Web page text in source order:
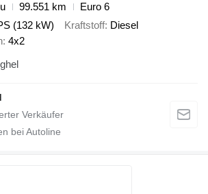
99.551 km
Euro 6
(132 kW) Kraftstoff Diesel
4x2
bei Autoline